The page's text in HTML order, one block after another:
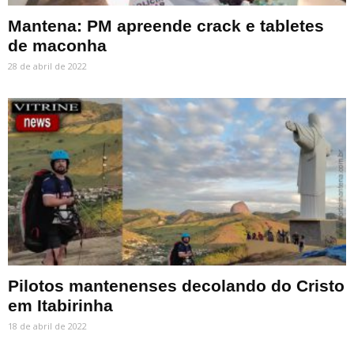
Mantena: PM apreende crack e tabletes
de maconha
28 de abril de 2022
Pilotos mantenenses decolando do Cristo
em Itabirinha
18 de abril de 2022